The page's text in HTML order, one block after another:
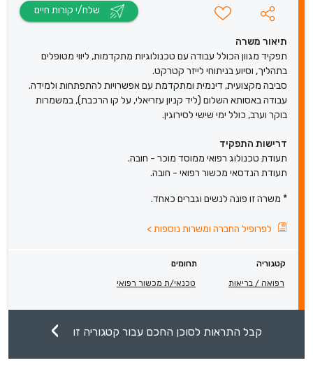
תיאור משרה
תפקיד מגוון הכולל עבודה עם טכנולוגיות מתקדמות, ליווי מטופלים
בתהליך, וסיוע בניתוחי לייזר קטרקט.
סביבה מקצועית, דינמית ומתקדמת עם אפשרויות להתפתחות ולמידה.
עבודה באסותא השלום (ליד קניון עזריאלי, על קו הרכבת), במשמרות
בוקר וערב, כולל ימי שישי לסירוגין.
דרישות התפקיד
תעודת טכנולוג רפואי ממוסד מוכר - חובה.
תעודת הנדסאי מכשור רפואי - חובה.
* משרה זו פונה לנשים וגברים כאחד.
לפרופיל החברה ומשרות נוספות>
קטגוריה
תחומים
רפואה / בריאות
טכנאי/ת מכשור רפואי
קבל התראות לסוכן החכם עבור קטגוריה זו